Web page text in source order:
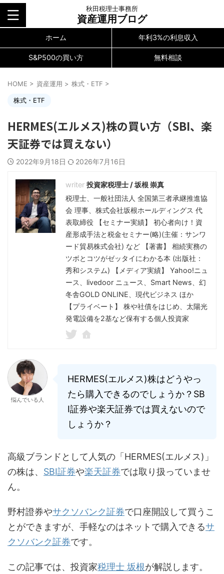
秋田税理士事務所
資産運用ブログ
ホーム 年利3%の利息収入
S&P500の買い方 無料相談
HOME > 資産運用 > 株式・ETF >
株式・ETF
HERMES(エルメス)株の買い方（SBI、楽
天証券では買えない）
2022年9月18日 2026年7月16日
投資家税理士 / 坂根 崇真
税理士、一般社団法人 全国第三者承継推進協
会 理事、株式会社坂根ホールディングス 代
表取締役 【セミナー実績】 初心者向け！資
産形成手法と税金セミナー(略)(主催：サンワ
ード貿易株式会社) など 【著書】 相続実務の
ツボとコツがゼッタイにわかる本 (出版社：
秀和システム) 【メディア実績】 Yahoo!ニュ
ース、livedoor ニュース、Smart News、幻
冬舎GOLD ONLINE、現代ビジネス ほか
【プライベート】 株や社債をはじめ、太陽光
発電設備を2基など保有する個人投資家
悩んでいる人
HERMES(エルメス)株はどうやっ
たら購入できるのでしょうか？SB
I証券や楽天証券では買えないので
しょうか？
高級ブランドとして人気の「HERMES(エルメス)」
の株は、 SBI証券や楽天証券では取り扱っていませ
ん。
野村證券やサクソバンク証券で口座開設して買うこ
とができますが、手軽なのはネットで購入できるサ
クソバンク証券です。
この記事では、投資家税理士 坂根が解説します。